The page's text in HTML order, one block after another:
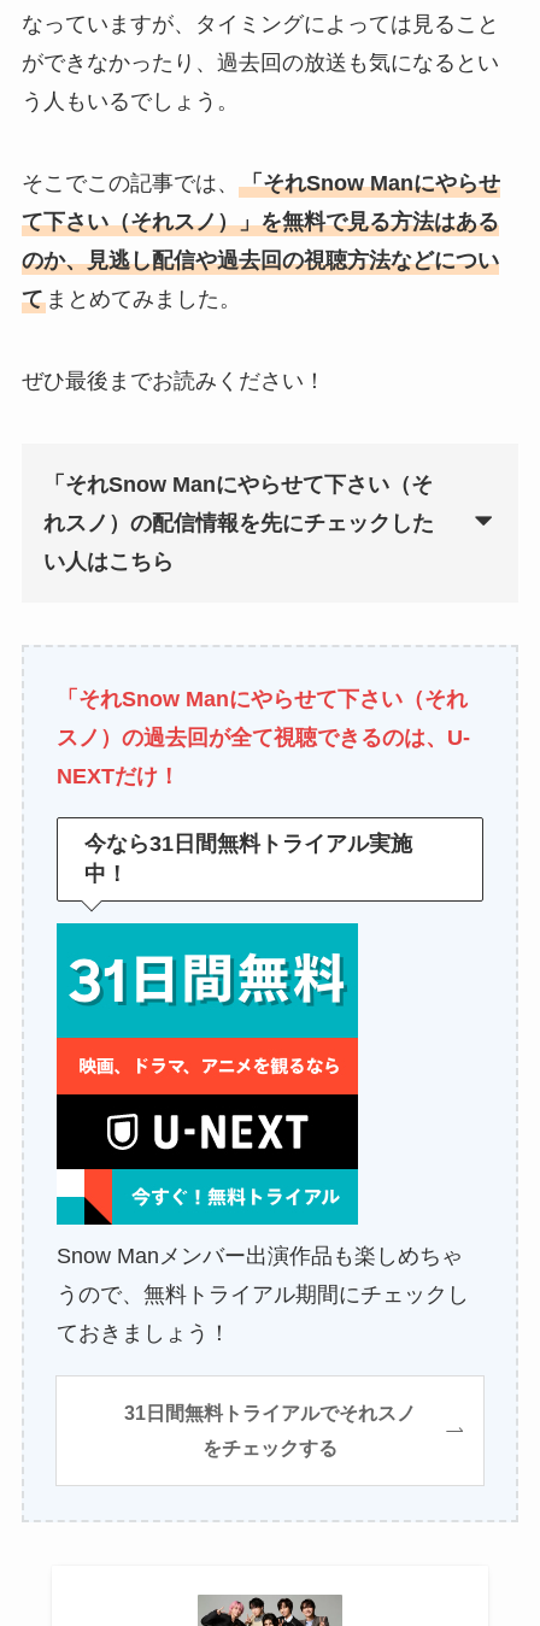
なっていますが、タイミングによっては見ること
ができなかったり、過去回の放送も気になるとい
う人もいるでしょう。
そこでこの記事では、 「それSnow Manにやらせ
て下さい（それスノ）」を無料で見る方法はある
のか、見逃し配信や過去回の視聴方法などについ
てまとめてみました。
ぜひ最後までお読みください！
「それSnow Manにやらせて下さい（そ
れスノ）の配信情報を先にチェックした
い人はこちら
「それSnow Manにやらせて下さい（それ
スノ）の過去回が全て視聴できるのは、 U-
NEXTだけ！
今なら31日間無料トライアル実施
中！
Snow Manメンバー出演作品も楽しめちゃ
うので、無料トライアル期間にチェックし
ておきましょう！
31日間無料トライアルでそれスノ
をチェックする